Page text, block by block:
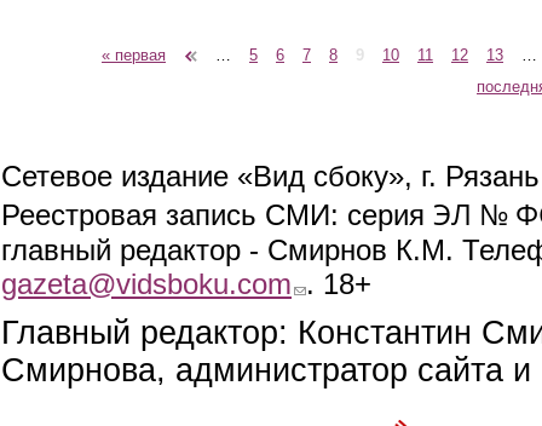
« первая 5 6 7 8 9 10 11 12 13
Сетевое издание «Вид сбоку», г.
Реестровая запись СМИ: серия ЭЛ №
главный редактор - Смирнов К.М.
gazeta@vidsboku.com (link sends e-mail)
. 18+
Главный редактор: Константин
Смирнова, администратор сайта